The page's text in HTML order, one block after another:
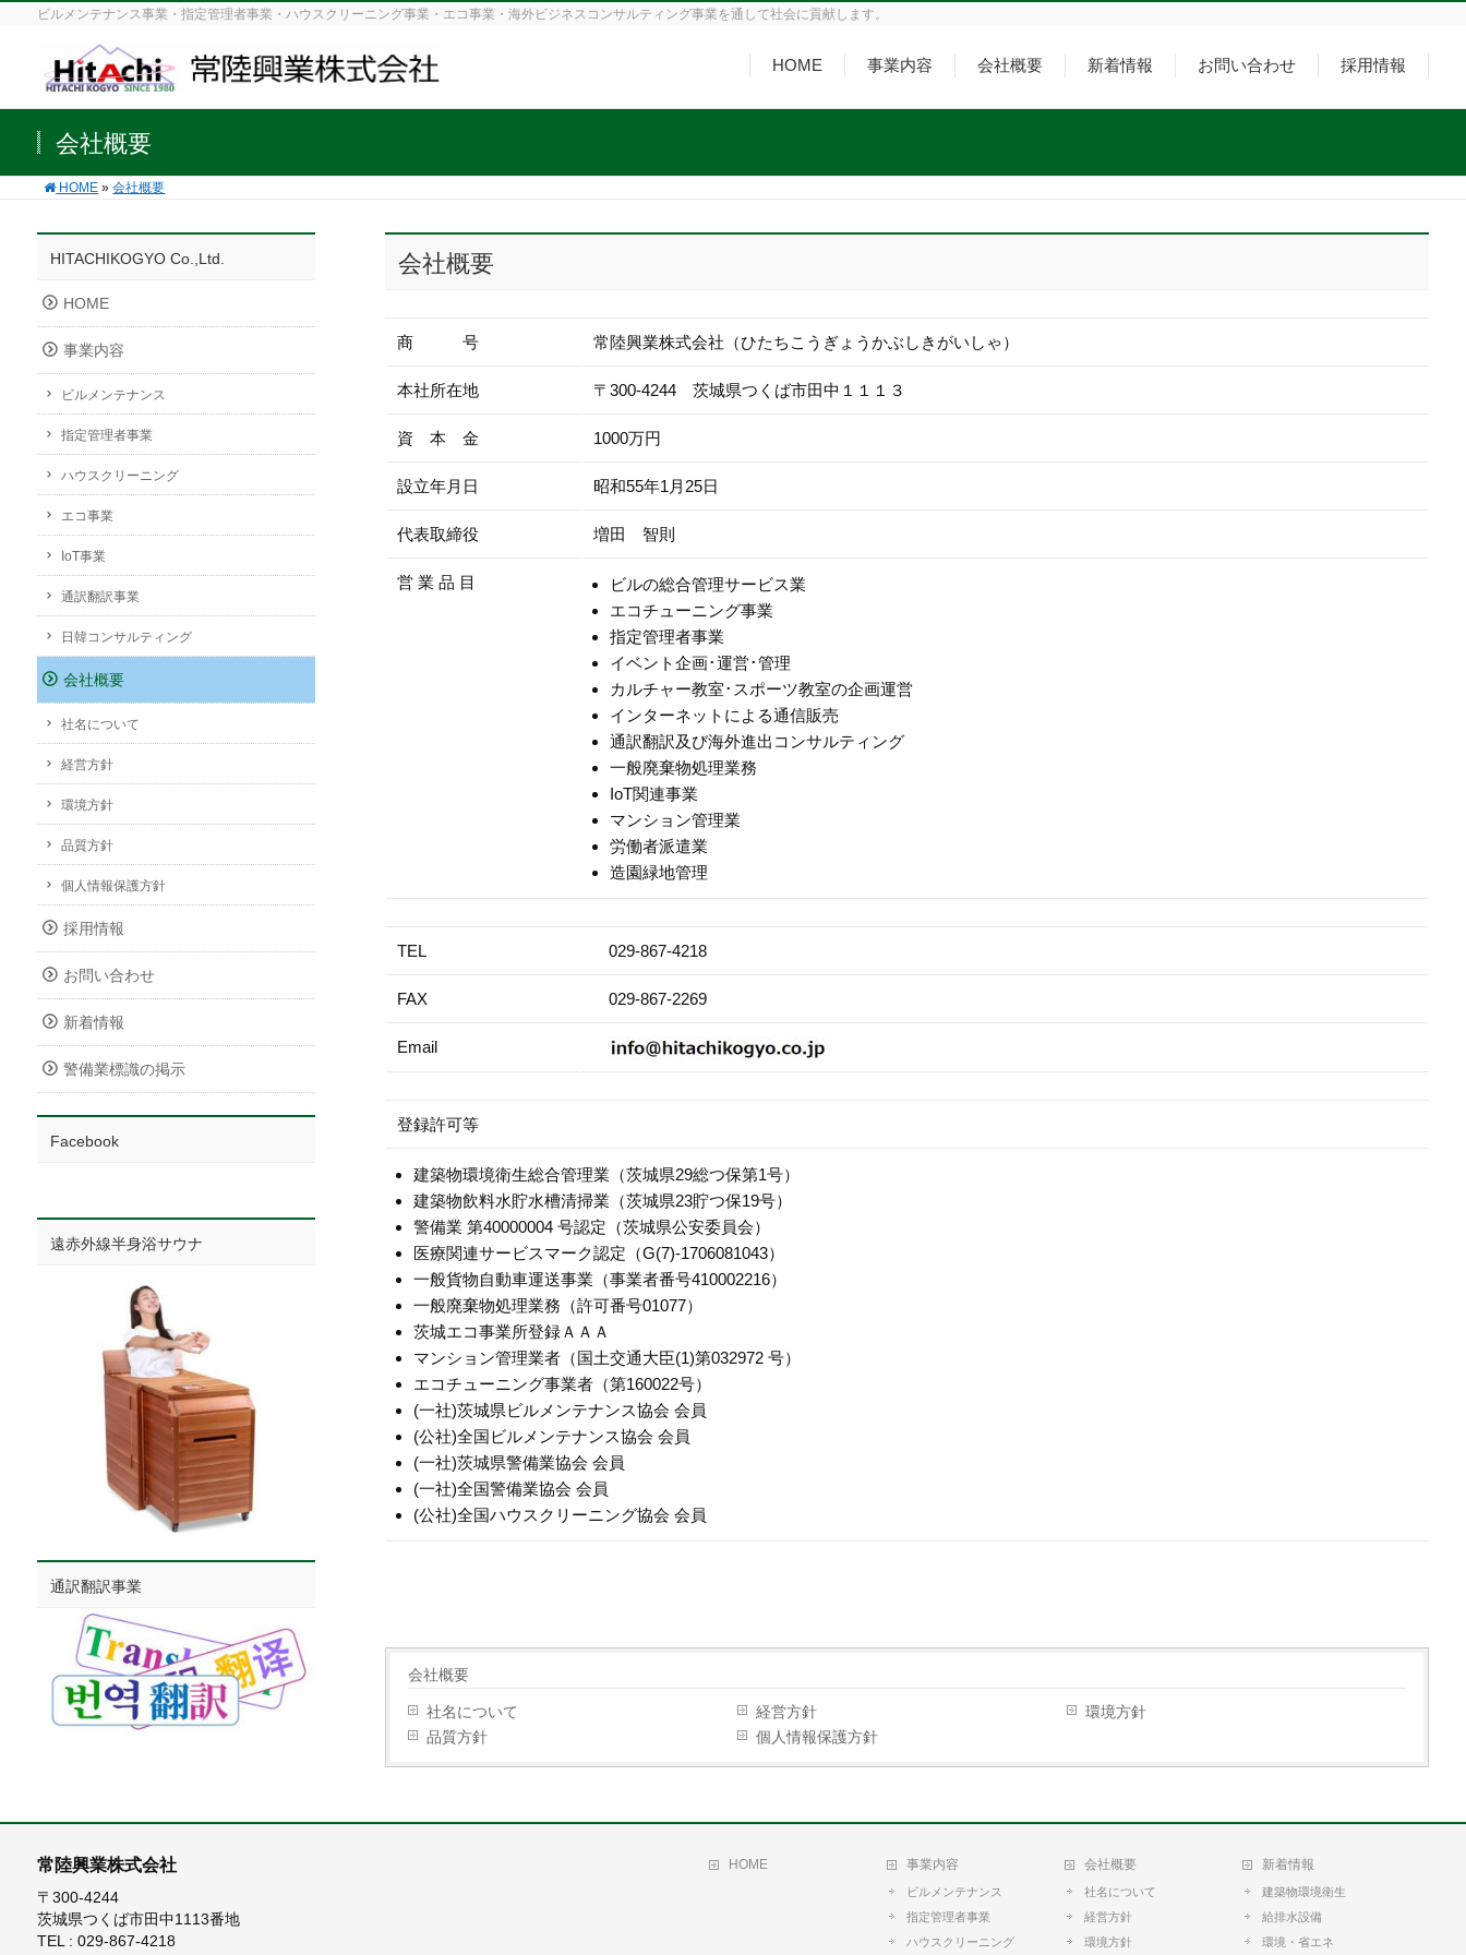
ビルメンテナンス事業・指定管理者事業・ハウスクリーニング事業・エコ事業・海外ビジネスコンサルティング事業を通して社会に貢献します。
HOME 事業内容 会社概要 新着情報 お問い合わせ 採用情報
会社概要
HOME »会社概要
会社概要
商 号 常陸興業株式会社（ひたちこうぎょうかぶしきがいしゃ）
本社所在地 〒300-4244 茨城県つくば市田中１１１３
資 本 金 1000万円
設立年月日 昭和55年1月25日
代表取締役 増田 智則
営 業 品 目
ビルの総合管理サービス業
エコチューニング事業
指定管理者事業
イベント企画･運営･管理
カルチャー教室･スポーツ教室の企画運営
インターネットによる通信販売
通訳翻訳及び海外進出コンサルティング
一般廃棄物処理業務
IoT関連事業
マンション管理業
労働者派遣業
造園緑地管理
TEL 029-867-4218
FAX 029-867-2269
Email
登録許可等
建築物環境衛生総合管理業（茨城県29総つ保第1号）
建築物飲料水貯水槽清掃業（茨城県23貯つ保19号）
警備業 第40000004 号認定（茨城県公安委員会）
医療関連サービスマーク認定（G(7)-1706081043）
一般貨物自動車運送事業（事業者番号410002216）
一般廃棄物処理業務（許可番号01077）
茨城エコ事業所登録ＡＡＡ
マンション管理業者（国土交通大臣(1)第032972 号）
エコチューニング事業者（第160022号）
(一社)茨城県ビルメンテナンス協会 会員
(公社)全国ビルメンテナンス協会 会員
(一社)茨城県警備業協会 会員
(一社)全国警備業協会 会員
(公社)全国ハウスクリーニング協会 会員
会社概要
社名について 経営方針
環境方針
品質方針
個人情報保護方針
HITACHIKOGYO Co.,Ltd.
HOME
事業内容
ビルメンテナンス
指定管理者事業
ハウスクリーニング
エコ事業
IoT事業
通訳翻訳事業
日韓コンサルティング
会社概要
社名について
経営方針
環境方針
品質方針
個人情報保護方針
採用情報
お問い合わせ
新着情報
警備業標識の掲示
Facebook
遠赤外線半身浴サウナ
通訳翻訳事業
常陸興業株式会社
〒300-4244
茨城県つくば市田中1113番地
TEL : 029-867-4218
HOME 事業内容
ビルメンテナンス
指定管理者事業
ハウスクリーニング
会社概要
社名について
経営方針
環境方針
新着情報
建築物環境衛生
給排水設備
環境・省エネ